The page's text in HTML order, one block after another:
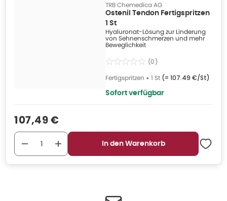
TRB Chemedica AG
Ostenil Tendon Fertigspritzen
1 St
Hyaluronat-Lösung zur Linderung
von Sehnenschmerzen und mehr
Beweglichkeit
(0)
Fertigspritzen • 1 St (= 107.49 €/St)
Sofort verfügbar
Verkaufspreis
107,49 €
In den Warenkorb